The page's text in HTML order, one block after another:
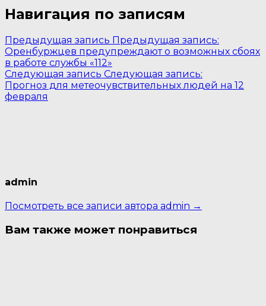
Навигация по записям
Предыдущая запись Предыдущая запись:
Оренбуржцев предупреждают о возможных сбоях
в работе службы «112»
Следующая запись Следующая запись:
Прогноз для метеочувствительных людей на 12
февраля
admin
Посмотреть все записи автора admin →
Вам также может понравиться